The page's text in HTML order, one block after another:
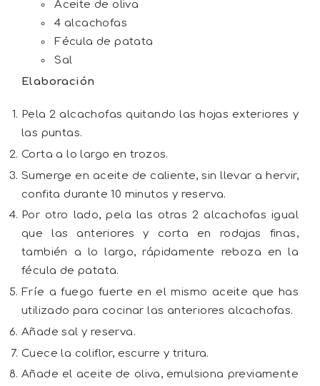
Aceite de oliva
4 alcachofas
Fécula de patata
Sal
Elaboración
Pela 2 alcachofas quitando las hojas exteriores y
las puntas.
Corta a lo largo en trozos.
Sumerge en aceite de caliente, sin llevar a hervir,
confita durante 10 minutos y reserva.
Por otro lado, pela las otras 2 alcachofas igual
que las anteriores y corta en rodajas finas,
también a lo largo, rápidamente reboza en la
fécula de patata.
Fríe a fuego fuerte en el mismo aceite que has
utilizado para cocinar las anteriores alcachofas.
Añade sal y reserva.
Cuece la coliflor, escurre y tritura.
Añade el aceite de oliva, emulsiona previamente